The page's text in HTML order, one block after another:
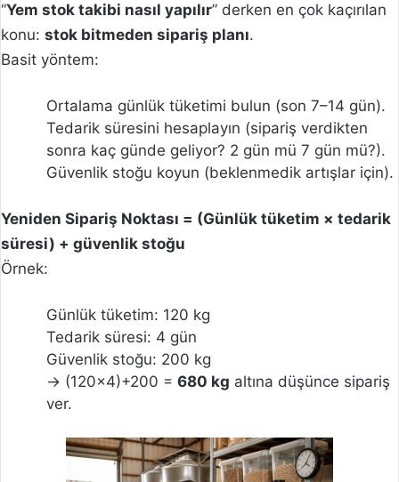
“Yem stok takibi nasıl yapılır” derken en çok kaçırılan
konu: stok bitmeden sipariş planı.
Basit yöntem:
Ortalama günlük tüketimi bulun (son 7–14 gün).
Tedarik süresini hesaplayın (sipariş verdikten
sonra kaç günde geliyor? 2 gün mü 7 gün mü?).
Güvenlik stoğu koyun (beklenmedik artışlar için).
Yeniden Sipariş Noktası = (Günlük tüketim × tedarik
süresi) + güvenlik stoğu
Örnek:
Günlük tüketim: 120 kg
Tedarik süresi: 4 gün
Güvenlik stoğu: 200 kg
→ (120×4)+200 = 680 kg altına düşünce sipariş
ver.